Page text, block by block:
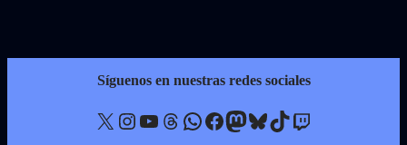
Síguenos en nuestras redes sociales
X Instagram YouTube Threads WhatsApp Facebook Mastodon Bluesky TikTok Twitch